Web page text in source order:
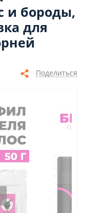
и бороды,
для
Поделиться